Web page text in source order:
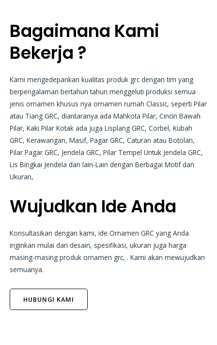
Bagaimana Kami
Bekerja ?
Kami mengedepankan kualitas produk grc dengan tim yang
berpengalaman bertahun tahun menggeluti produksi semua
jenis ornamen khusus nya ornamen rumah Classic, seperti Pilar
atau Tiang GRC, diantaranya ada Mahkota Pilar, Cincin Bawah
Pilar, Kaki Pilar Kotak ada juga Lisplang GRC, Corbel, Kubah
GRC, Kerawangan, Masif, Pagar GRC, Caturan atau Botolan,
Pilar Pagar GRC, Jendela GRC, Pilar Tempel Untuk Jendela GRC,
Lis Bingkai Jendela dan lain-Lain dengan Berbagai Motif dan
Ukuran,
Wujudkan Ide Anda
Konsultasikan dengan kami, ide Ornamen GRC yang Anda
inginkan mulai dari desain, spesifikasi, ukuran juga harga
masing-masing produk ornamen grc, . Kami akan mewujudkan
semuanya.
HUBUNGI KAMI